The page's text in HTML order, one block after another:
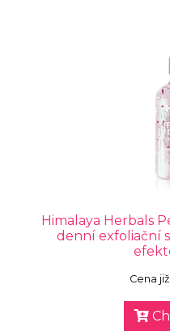
Himalaya Herbals
denní exfoliační
Cena